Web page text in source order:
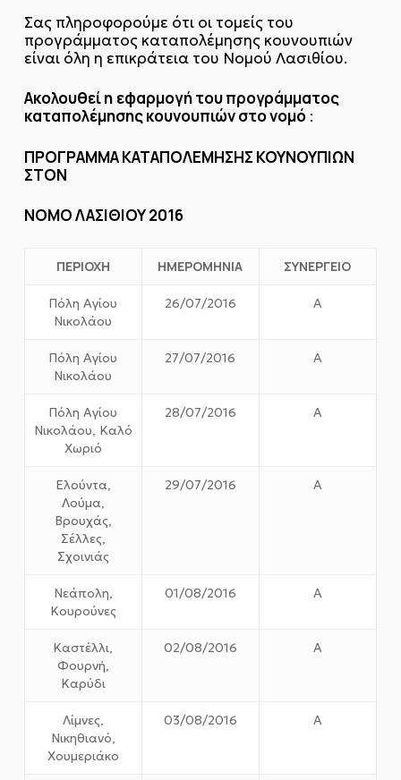
Σας πληροφορούμε ότι οι τομείς του
προγράμματος καταπολέμησης κουνουπιών
είναι όλη η επικράτεια του Νομού Λασιθίου.
Ακολουθεί η εφαρμογή του προγράμματος
καταπολέμησης κουνουπιών στο νομό:
ΠΡΟΓΡΑΜΜΑ ΚΑΤΑΠΟΛΕΜΗΣΗΣ ΚΟΥΝΟΥΠΙΩΝ
ΣΤΟΝ
ΝΟΜΟ ΛΑΣΙΘΙΟΥ 2016
ΠΕΡΙΟΧΗ ΗΜΕΡΟΜΗΝΙΑ ΣΥΝΕΡΓΕΙΟ
Πόλη Αγίου
Νικολάου
26/07/2016 Α
Πόλη Αγίου
Νικολάου
27/07/2016 Α
Πόλη Αγίου
Νικολάου, Καλό
Χωριό
28/07/2016 Α
Ελούντα,
Λούμα,
Βρουχάς,
Σέλλες,
Σχοινιάς
29/07/2016 Α
Νεάπολη,
Κουρούνες
01/08/2016 Α
Καστέλλι,
Φουρνή,
Καρύδι
02/08/2016 Α
Λίμνες,
Νικηθιανό,
Χουμεριάκο
03/08/2016 Α